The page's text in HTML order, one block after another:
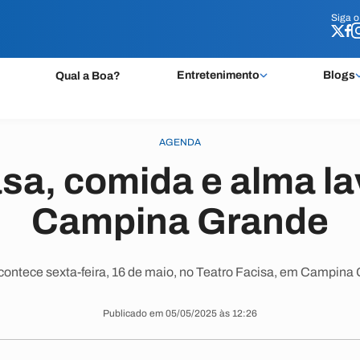
Siga o
Qual a Boa? Entretenimento Blogs
Siga o
AGENDA
comida e alma
Campina Grande
sexta-feira, 16 de maio, no Teatro Facisa, em Campina
Publicado em 05/05/2025 às 12:26